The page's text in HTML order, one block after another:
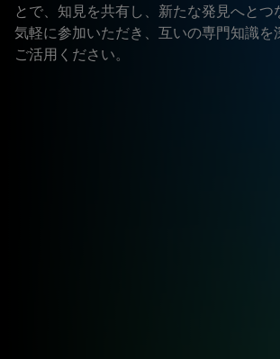
とで、知見を共有し、新たな発見へとつ
気軽に参加いただき、互いの専門知識を
ご活用ください。